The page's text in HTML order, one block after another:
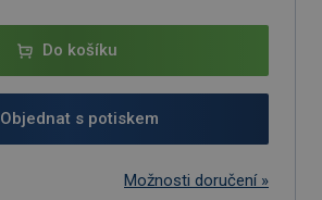
Do košíku
Objednat s potiskem
Možnosti doručení »